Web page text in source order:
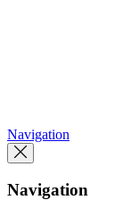
Navigation
Navigation